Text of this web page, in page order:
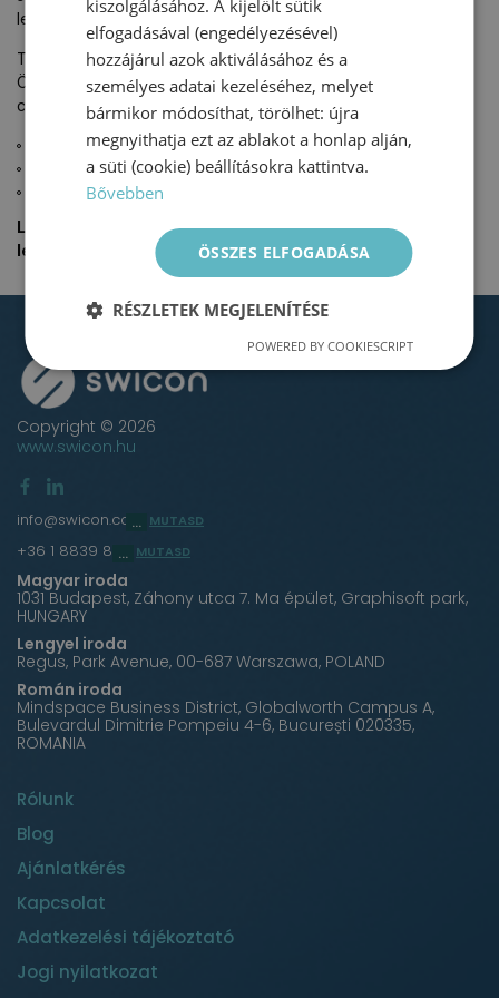
legmegfelelőbb lehetőséget.
Töltse ki az ajánlatkérési űrlapot, és hamarosan felvesszük
Önnel a kapcsolatot, hogy közösen kidolgozzuk az Ön üzleti
céljaihoz illeszkedő, hatékony és fenntartható megoldás
Gyors és egyszerű ajánlatkérés
Teljes mértékben testreszabott szolgáltatások
Szakértői támogatás a teljes folyamat során
Lépjen velünk kapcsolatba, és találjuk meg együtt a
legjobb megoldást vállalata számára!
Copyright © 2026
www.swicon.hu
info@swicon.com MUTASD
+36 1 8839 860 MUTASD
Magyar iroda
1031 Budapest, Záhony utca 7. Ma épület, Graphisoft park,
HUNGARY
Lengyel iroda
Regus, Park Avenue, 00-687 Warszawa, POLAND
Román iroda
Mindspace Business District, Globalworth Campus A,
Bulevardul Dimitrie Pompeiu 4-6, București 020335,
ROMANIA
Rólunk
Blog
Ajánlatkérés
Kapcsolat
Adatkezelési tájékoztató
Jogi nyilatkozat
kiszolgálásához. A kijelölt sütik
elfogadásával (engedélyezésével)
hozzájárul azok aktiválásához és a
személyes adatai kezeléséhez, melyet
bármikor módosíthat, törölhet: újra
megnyithatja ezt az ablakot a honlap alján,
a süti (cookie) beállításokra kattintva.
Bővebben
ÖSSZES ELFOGADÁSA
RÉSZLETEK MEGJELENÍTÉSE
POWERED BY COOKIESCRIPT